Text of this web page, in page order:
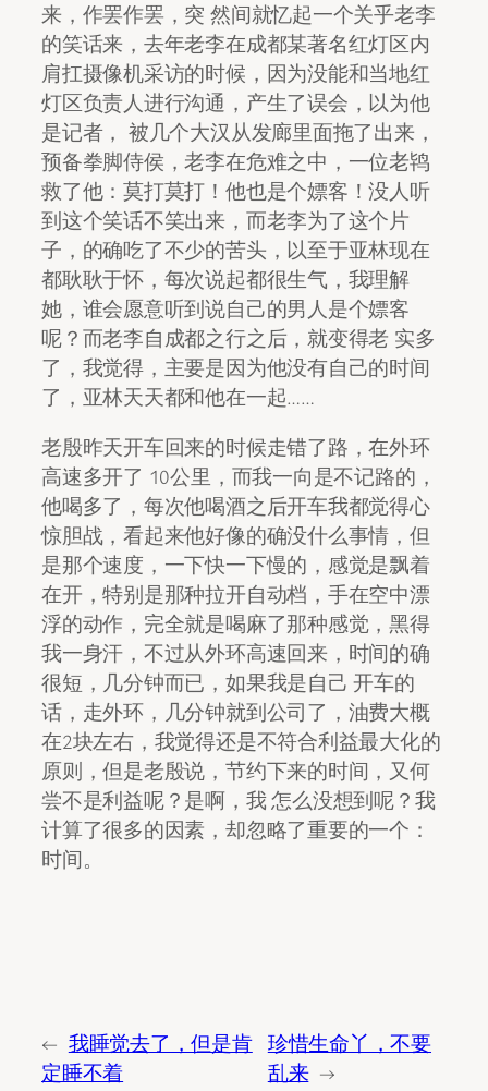
来，作罢作罢，突 然间就忆起一个关乎老李
的笑话来，去年老李在成都某著名红灯区内
肩扛摄像机采访的时候，因为没能和当地红
灯区负责人进行沟通，产生了误会，以为他
是记者， 被几个大汉从发廊里面拖了出来，
预备拳脚侍侯，老李在危难之中，一位老鸨
救了他：莫打莫打！他也是个嫖客！没人听
到这个笑话不笑出来，而老李为了这个片
子，的确吃了不少的苦头，以至于亚林现在
都耿耿于怀，每次说起都很生气，我理解
她，谁会愿意听到说自己的男人是个嫖客
呢？而老李自成都之行之后，就变得老 实多
了，我觉得，主要是因为他没有自己的时间
了，亚林天天都和他在一起……
老殷昨天开车回来的时候走错了路，在外环
高速多开了 10公里，而我一向是不记路的，
他喝多了，每次他喝酒之后开车我都觉得心
惊胆战，看起来他好像的确没什么事情，但
是那个速度，一下快一下慢的，感觉是飘着
在开，特别是那种拉开自动档，手在空中漂
浮的动作，完全就是喝麻了那种感觉，黑得
我一身汗，不过从外环高速回来，时间的确
很短，几分钟而已，如果我是自己 开车的
话，走外环，几分钟就到公司了，油费大概
在2块左右，我觉得还是不符合利益最大化的
原则，但是老殷说，节约下来的时间，又何
尝不是利益呢？是啊，我 怎么没想到呢？我
计算了很多的因素，却忽略了重要的一个：
时间。
← 我睡觉去了，但是肯
定睡不着
珍惜生命丫，不要
乱来 →